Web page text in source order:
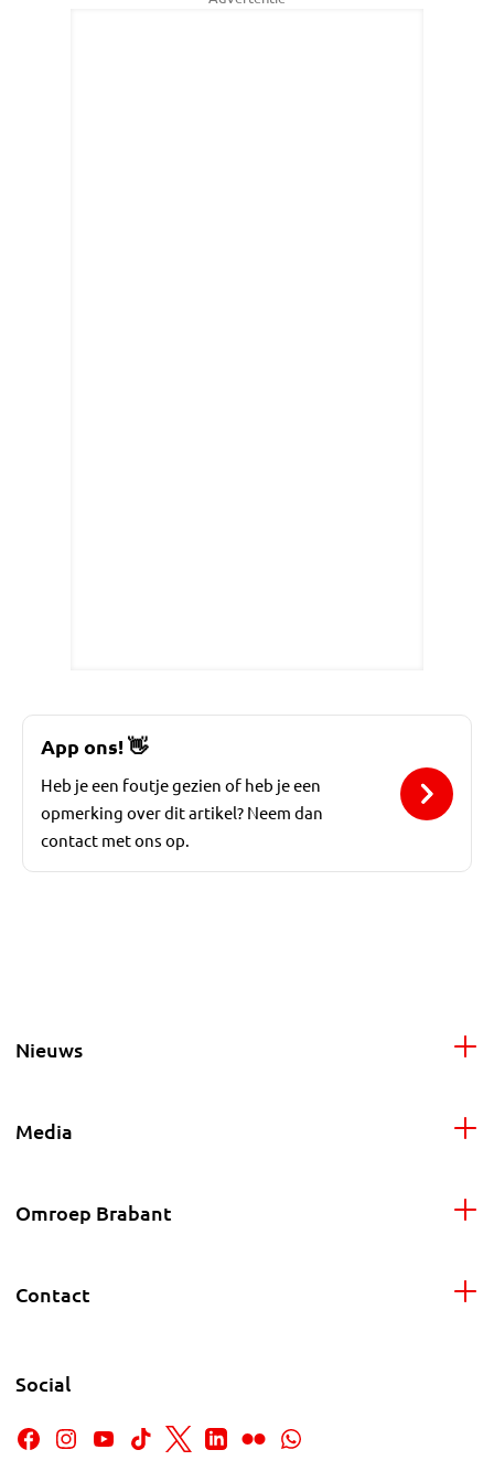
App ons!👋
Heb je een foutje gezien of heb je een
opmerking over dit artikel? Neem dan
contact met ons op.
Nieuws
Media
Omroep Brabant
Contact
Social